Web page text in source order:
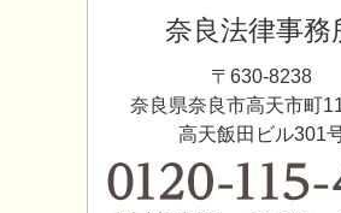
奈良法律事務
〒630-8238
奈良県奈良市高天市町
高天飯田ビル301